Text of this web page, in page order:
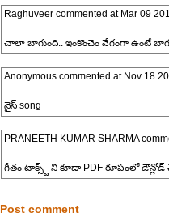
Raghuveercommented at Mar 09
చాలా బాగుంది.. ఇంకొంచెం వేగంగా ఉంటే
Anonymouscommented at Nov 18
నైస్ song
PRANEETH KUMAR SHARMA
గీతం టాక్స్ట్ ని కూడా PDF రూపంలో
Post comment